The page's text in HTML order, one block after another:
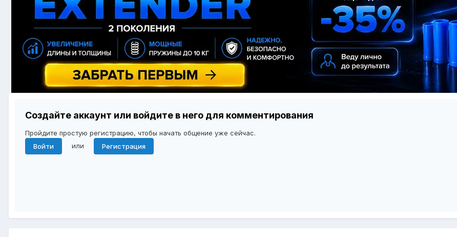
Создайте аккаунт или войдите в него для комментирования
Пройдите простую регистрацию, чтобы начать общение уже сейчас.
Войти
или Регистрация